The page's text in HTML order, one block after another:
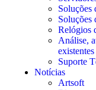
Soluções
Soluções
Relógios
Análise,
existentes
Suporte
Notícias
Artsoft